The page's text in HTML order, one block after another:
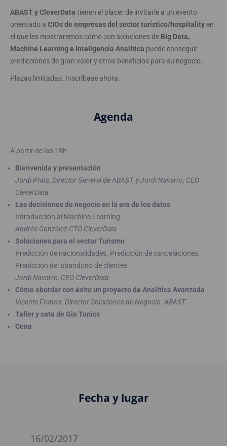
ABAST y CleverData tienen el placer de invitarle a un evento
orientado a CIOs de empresas del sector turístico/hospitalityen
el que les mostraremos cómo con soluciones de Big Data,
Machine Learning e Inteligencia Analítica puede conseguir
predicciones de gran valor y otros beneficios para su negocio.
Plazas limitadas. Inscríbase ahora.
Agenda
A partir de las 19h
Bienvenida y presentación
Jordi Prats, Director General de ABAST, y Jordi Navarro, CEO
CleverData
Las decisiones de negocio en la era de los datos
Introducción al Machine Learning
Andrés González CTO CleverData
Soluciones para el sector Turismo
Predicción de nacionalidades. Predicción de cancelaciones.
Predicción del abandono de clientes.
Jordi Navarro, CEO CleverData
Cómo abordar con éxito un proyecto de Analítica Avanzada
Vicente Franco. Director Soluciones de Negocio. ABAST
Taller y cata de Gin Tonics
Cena
Fecha y lugar
16/02/2017